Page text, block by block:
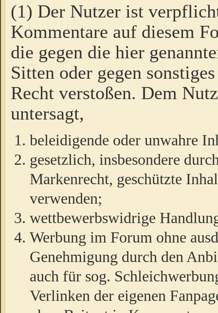
(1) Der Nutzer ist
Kommentare auf diesem
die gegen die hier
Sitten oder gegen
Recht verstoßen. Dem
untersagt,
beleidigende oder unwahre
gesetzlich, insbesondere
Markenrecht, geschützte
verwenden;
wettbewerbswidrige
Werbung im Forum ohne
Genehmigung durch den
auch für sog.
Verlinken der eigenen